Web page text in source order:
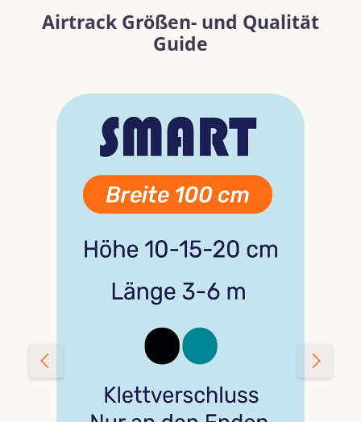
Airtrack Größen- und Qualität
Guide
Bildergalerie überspringen
Mehr erfahren